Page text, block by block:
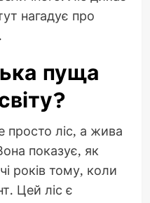
нагадує про
пуща
просто ліс, а жива
показує, як
років тому, коли
Цей ліс є